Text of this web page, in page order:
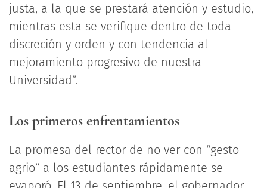
justa, a la que se prestará atención y estudio,
mientras esta se verifique dentro de toda
discreción y orden y con tendencia al
mejoramiento progresivo de nuestra
Universidad”.
Los primeros enfrentamientos
La promesa del rector de no ver con “gesto
agrio” a los estudiantes rápidamente se